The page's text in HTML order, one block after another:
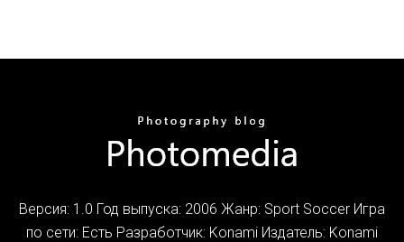
Версия: 1.0 Год выпуска: 2006 Жанр: Sport Soccer Игра
по сети: Есть Разработчик: Konami Издатель: Konami